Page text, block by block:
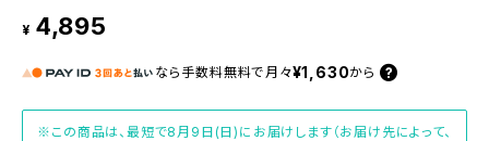
¥ 4,895
なら 手数料無料で 月々¥1,630から
※この商品は、最短で8月9日(日)にお届けします（お届け先によって、